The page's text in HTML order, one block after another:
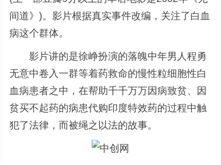
间道》)。影片根据真实事件改编，关注了白血
病这个群体。
影片讲的是徐峥扮演的落魄中年男人程勇
无意中卷入一群等着药救命的慢性粒细胞性白
血病患者之中，在帮助千千万万因病致贫、因
贫买不起药的病患代购印度特效药的过程中触
犯了法律，而被绳之以法的故事。